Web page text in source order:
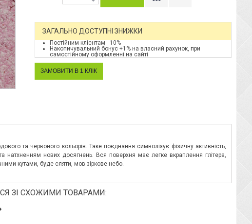
ЗАГАЛЬНО ДОСТУПНІ ЗНИЖКИ
Постійним клієнтам - 10%
Накопичувальний бонус +1% на власний рахунок, при
самостійному оформленні на сайті
та червоного кольорів. Таке поєднання символізує фізичну активність,
нових досягнень. Вся поверхня має легке вкраплення глітера,
кутами, буде сяяти, мов зіркове небо.
ЗІ СХОЖИМИ ТОВАРАМИ: